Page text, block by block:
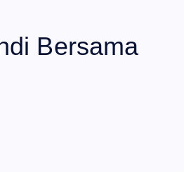
Bersama